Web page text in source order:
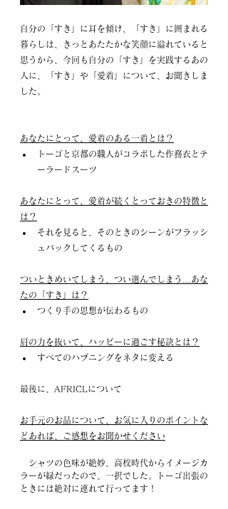
自分の「すき」に耳を傾け、「すき」に囲まれる
暮らしは、きっとあたたかな笑顔に溢れていると
思うから、今回も自分の「すき」を実践するあの
人に、「すき」や「愛着」について、お聞きしま
した。
あなたにとって、愛着のある一着とは？
トーゴと京都の職人がコラボした作務衣とテ
ーラードスーツ
あなたにとって、愛着が続くとっておきの特徴と
は？
それを見ると、そのときのシーンがフラッシ
ュバックしてくるもの
ついときめいてしまう、つい選んでしまう…あな
たの「すき」は？
つくり手の思想が伝わるもの
肩の力を抜いて、ハッピーに過ごす秘訣とは？
すべてのハプニングをネタに変える
最後に、AFRICLについて
お手元のお品について、お気に入りのポイントな
どあれば、ご感想をお聞かせください
シャツの色味が絶妙、高校時代からイメージカ
ラーが緑だったので、一択でした。トーゴ出張の
ときには絶対に連れて行ってます！